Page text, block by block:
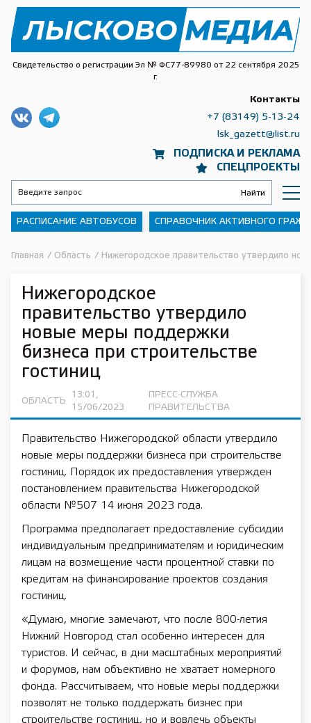
Свидетельство о регистрации Эл № ФС77-89980 от 22 сентября 2025
г.
ПОДПИСКА И РЕКЛАМА
СПЕЦПРОЕКТЫ
Контакты
+7 (83149) 5-13-24
lsk_gazett@list.ru
РАСПИСАНИЕ АВТОБУСОВ СПРАВОЧНИК АКТИВНОГО
Главная / Область / Нижегородское правительство утвердило
Нижегородское
правительство утвердило
новые меры поддержки
бизнеса при строительстве
гостиниц
ОБЛАСТЬ
13:01,
15/06/2023
ПРЕСС-СЛУЖБА
ПРАВИТЕЛЬСТВА
Правительство Нижегородской области утвердило
новые меры поддержки бизнеса при строительстве
гостиниц. Порядок их предоставления утвержден
постановлением правительства Нижегородской
области №507 14 июня 2023 года.
Программа предполагает предоставление субсидии
индивидуальным предпринимателям и юридическим
лицам на возмещение части процентной ставки по
кредитам на финансирование проектов создания
гостиниц.
«Думаю, многие замечают, что после 800-летия
Нижний Новгород стал особенно интересен для
туристов. И сейчас, в дни масштабных мероприятий
и форумов, нам объективно не хватает номерного
фонда. Рассчитываем, что новые меры поддержки
позволят не только поддержать бизнес при
строительстве гостиниц, но и вовлечь объекты